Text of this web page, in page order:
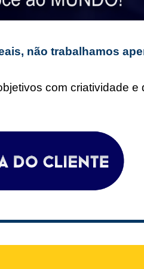
não trabalhamos
com criatividade